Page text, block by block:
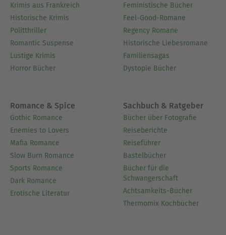
Krimis aus Frankreich
Historische Krimis
Politthriller
Romantic Suspense
Lustige Krimis
Horror Bücher
Feministische Bücher
Feel-Good-Romane
Regency Romane
Historische Liebesromane
Familiensagas
Dystopie Bücher
Romance & Spice
Gothic Romance
Enemies to Lovers
Mafia Romance
Slow Burn Romance
Sports Romance
Dark Romance
Erotische Literatur
Sachbuch & Ratgeber
Bücher über Fotografie
Reiseberichte
Reiseführer
Bastelbücher
Bücher für die
Schwangerschaft
Achtsamkeits-Bücher
Thermomix Kochbücher